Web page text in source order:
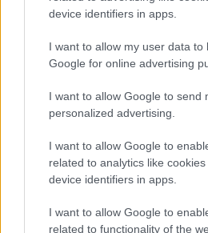
device identifiers in apps.
I want to allow my user data to
Google for online advertising
I want to allow Google to send
personalized advertising.
I want to allow Google to
related to analytics like
device identifiers in apps.
I want to allow Google to
related to functionality of the
emTV.hu•2023. április 14.
A legmodernebb
rendszerek segíthetnek
elhitetni veled, hogy Ferenc
lélegzetelállító technológia
könyvtárak azonban
merülnek fel, hogy…